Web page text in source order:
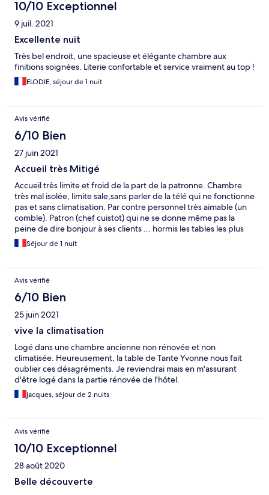
10/10 Exceptionnel
9 juil. 2021
Excellente nuit
Très bel endroit, une spacieuse et élégante chambre aux
finitions soignées. Literie confortable et service vraiment au top !
ELODIE, séjour de 1 nuit
Avis vérifié
6/10 Bien
27 juin 2021
Accueil très Mitigé
Accueil très limite et froid de la part de la patronne. Chambre
très mal isolée, limite sale,sans parler de la télé qui ne fonctionne
pas et sans climatisation. Par contre personnel très aimable (un
comble). Patron (chef cuistot) qui ne se donne même pas la
peine de dire bonjour à ses clients ... hormis les tables les plus
rentables !.... gros manque de savoir vivre qui ne passe pas
inaperçu. Bref, on a le sentiment de déranger. Merci au
patrons.
Séjour de 1 nuit
Avis vérifié
6/10 Bien
25 juin 2021
vive la climatisation
Logé dans une chambre ancienne non rénovée et non
climatisée. Heureusement, la table de Tante Yvonne nous fait
oublier ces désagréments. Je reviendrai mais en m'assurant
d'être logé dans la partie rénovée de l'hôtel.
jacques, séjour de 2 nuits
Avis vérifié
10/10 Exceptionnel
28 août 2020
Belle découverte